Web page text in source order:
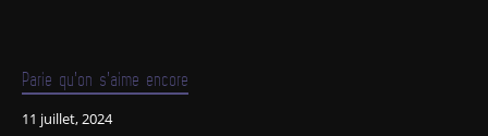
Parie qu’on s’aime encore
11 juillet, 2024